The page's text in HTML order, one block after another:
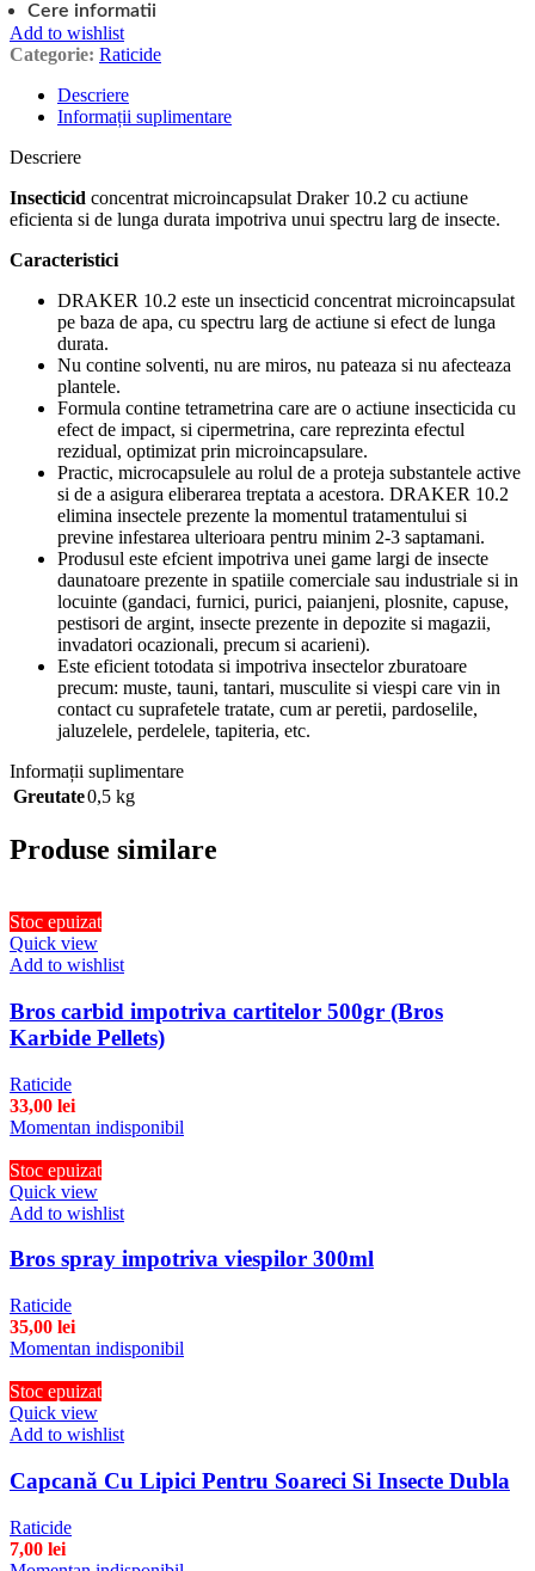
Cere informatii
Add to wishlist
Categorie: Raticide
Descriere
Informații suplimentare
Descriere
Insecticid concentrat microincapsulat Draker 10.2 cu actiune
eficienta si de lunga durata impotriva unui spectru larg de insecte.
Caracteristici
DRAKER 10.2 este un insecticid concentrat microincapsulat
pe baza de apa, cu spectru larg de actiune si efect de lunga
durata.
Nu contine solventi, nu are miros, nu pateaza si nu afecteaza
plantele.
Formula contine tetrametrina care are o actiune insecticida cu
efect de impact, si cipermetrina, care reprezinta efectul
rezidual, optimizat prin microincapsulare.
Practic, microcapsulele au rolul de a proteja substantele active
si de a asigura eliberarea treptata a acestora. DRAKER 10.2
elimina insectele prezente la momentul tratamentului si
previne infestarea ulterioara pentru minim 2-3 saptamani.
Produsul este efcient impotriva unei game largi de insecte
daunatoare prezente in spatiile comerciale sau industriale si in
locuinte (gandaci, furnici, purici, paianjeni, plosnite, capuse,
pestisori de argint, insecte prezente in depozite si magazii,
invadatori ocazionali, precum si acarieni).
Este eficient totodata si impotriva insectelor zburatoare
precum: muste, tauni, tantari, musculite si viespi care vin in
contact cu suprafetele tratate, cum ar peretii, pardoselile,
jaluzelele, perdelele, tapiteria, etc.
Informații suplimentare
Greutate0,5 kg
Produse similare
Stoc epuizat
Quick view
Add to wishlist
Bros carbid impotriva cartitelor 500gr (Bros
Karbide Pellets)
Raticide
33,00 lei
Momentan indisponibil
Stoc epuizat
Quick view
Add to wishlist
Bros spray impotriva viespilor 300ml
Raticide
35,00 lei
Momentan indisponibil
Stoc epuizat
Quick view
Add to wishlist
Capcană Cu Lipici Pentru Soareci Si Insecte Dubla
Raticide
7,00 lei